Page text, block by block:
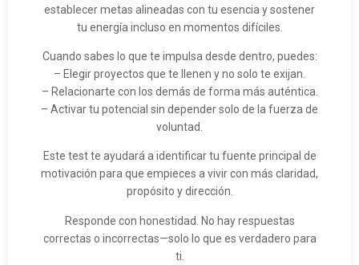
establecer metas alineadas con tu esencia y sostener
tu energía incluso en momentos difíciles.
Cuando sabes lo que te impulsa desde dentro, puedes:
– Elegir proyectos que te llenen y no solo te exijan.
– Relacionarte con los demás de forma más auténtica.
– Activar tu potencial sin depender solo de la fuerza de
voluntad.
Este test te ayudará a identificar tu fuente principal de
motivación para que empieces a vivir con más claridad,
propósito y dirección.
Responde con honestidad. No hay respuestas
correctas o incorrectas—solo lo que es verdadero para
ti.